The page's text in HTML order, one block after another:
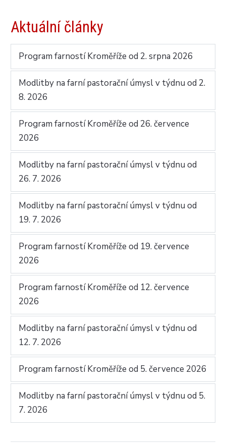
Aktuální články
Program farností Kroměříže od 2. srpna 2026
Modlitby na farní pastorační úmysl v týdnu od 2.
8. 2026
Program farností Kroměříže od 26. července
2026
Modlitby na farní pastorační úmysl v týdnu od
26. 7. 2026
Modlitby na farní pastorační úmysl v týdnu od
19. 7. 2026
Program farností Kroměříže od 19. července
2026
Program farností Kroměříže od 12. července
2026
Modlitby na farní pastorační úmysl v týdnu od
12. 7. 2026
Program farností Kroměříže od 5. července 2026
Modlitby na farní pastorační úmysl v týdnu od 5.
7. 2026